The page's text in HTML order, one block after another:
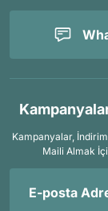
Kampanyalar,
Maili Almak